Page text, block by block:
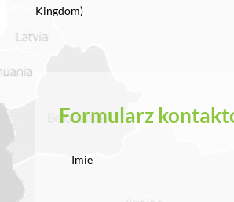
Kingdom)
Formularz